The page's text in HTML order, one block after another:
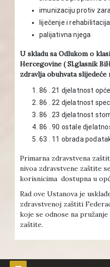
imunizaciju protiv
liječenje i
palijativna njega
U skladu sa Odlukom o
Hercegovine ( Sl.glasnik
zdravlja obuhvata slijedeće
86 . 21 djelatnost
86 . 22 djelatnost
86 . 23 djelatnost
86 . 90 ostale
63 . 11 obrada
Primarna zdravstvena
nivoa zdravstvene zaštite
korisnicima dostupna u
Rad ove Ustanova je
zdravstvenoj zaštiti
koje se odnose na
zaštite.